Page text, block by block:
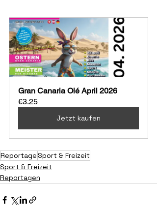
Gran Canaria Olé April 2026
€3.25
Jetzt kaufen
ReportageSport & Freizeit
Sport & Freizeit
Reportagen